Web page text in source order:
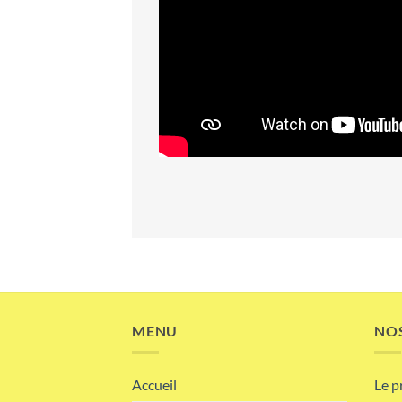
MENU
Accueil
Le